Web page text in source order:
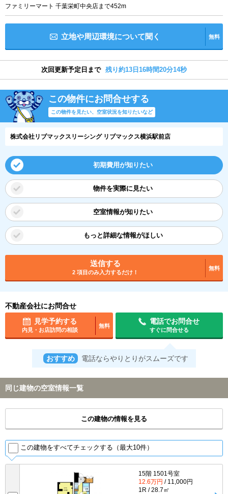
ファミリーマート 千葉栄町中央店まで452m
立地や周辺環境について聞く 無料
次回更新予定日まで 残り約13日16時間20分13秒
この物件にお問合せする
この物件を見たい、空室状況を知りたいなど
株式会社リブマックスリーシング リブマックス横浜駅前店
初期費用が知りたい
物件を実際に見たい
空室情報が知りたい
もっと詳細な情報がほしい
送信する
2 項目のみ入力するだけ！
無料
不動産会社にお問合せ
見学予約する
内見・お店訪問の相談
無料
電話でお問合せ
すぐに問合せる
おすすめ 電話ならやりとりがスムーズです
同じ建物の空室情報一覧
この建物の情報を見る
この建物をすべてチェックする（最大10件）
15階 1501号室
12.6万円 / 11,000円
1R / 28.7㎡